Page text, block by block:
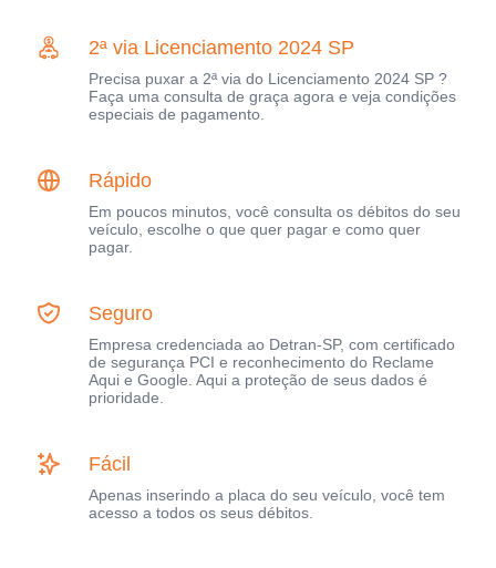
2ª via Licenciamento 2024 SP
Precisa puxar a 2ª via do Licenciamento 2024 SP ?
Faça uma consulta de graça agora e veja condições
especiais de pagamento.
Rápido
Em poucos minutos, você consulta os débitos do seu
veículo, escolhe o que quer pagar e como quer
pagar.
Seguro
Empresa credenciada ao Detran-SP, com certificado
de segurança PCI e reconhecimento do Reclame
Aqui e Google. Aqui a proteção de seus dados é
prioridade.
Fácil
Apenas inserindo a placa do seu veículo, você tem
acesso a todos os seus débitos.